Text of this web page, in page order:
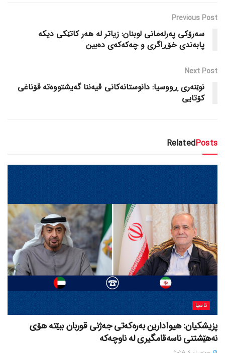
Previous Post
سەرۆکی پەرلەمانی لوبنان: زیاتر لە هەر کاتێکی دیکە
پابەندی خۆڕاگری و چەکەکەی دەبین
Next Post
نوێنەری ڕووسیا: دانوستانەکانی ڤیەننا گەیشتووەتە قۆناغی
کۆتایی
RelatedPosts
ئاسیا
پزیشکیان: هیوادارین بەرەکەتی جەژنی قوربان ببێتە هۆی
نەهێشتنی ناسەقامگیری لە ناوچەکە